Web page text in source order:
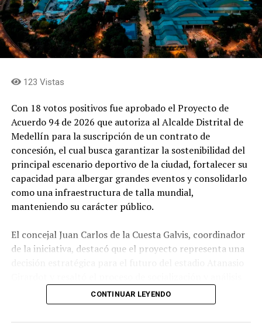
123 Vistas
Con 18 votos positivos fue aprobado el Proyecto de
Acuerdo 94 de 2026 que autoriza al Alcalde Distrital de
Medellín para la suscripción de un contrato de
concesión, el cual busca garantizar la sostenibilidad del
principal escenario deportivo de la ciudad, fortalecer su
capacidad para albergar grandes eventos y consolidarlo
como una infraestructura de talla mundial,
manteniendo su carácter público.
El concejal Juan Carlos de la Cuesta Galvis, coordinador
de la iniciativa, destacó que el proyecto representa una
adelantado por el Concejo durante su estudio.
Explicó que el objetivo es autorizar al Alcalde para
CONTINUAR LEYENDO